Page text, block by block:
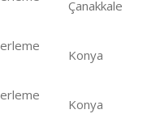
Çanakkale
Konya
Konya